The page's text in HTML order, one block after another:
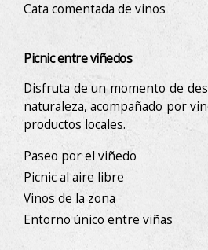
Cata comentada de vinos
Picnic entre viñedos
Disfruta de un momento de
naturaleza, acompañado por
productos locales.
Paseo por el viñedo
Picnic al aire libre
Vinos de la zona
Entorno único entre viñas